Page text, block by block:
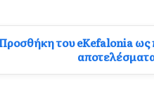
του eKefalonia ως